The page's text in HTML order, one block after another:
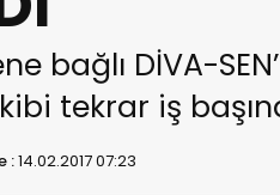
bağlı DİVA-
tekrar iş
:14.02.2017 07:23